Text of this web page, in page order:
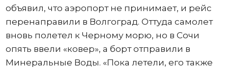
объявил, что аэропорт не принимает, и рейс
перенаправили в Волгоград. Оттуда самолет
вновь полетел к Черному морю, но в Сочи
опять ввели «ковер», а борт отправили в
Минеральные Воды. «Пока летели, его также